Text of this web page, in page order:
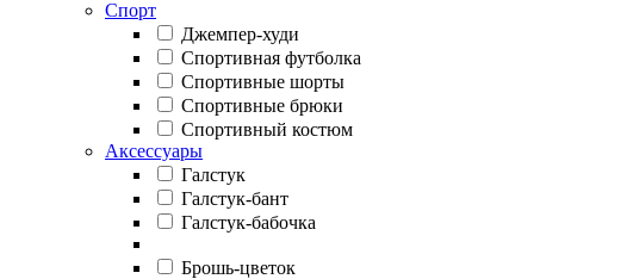
Спорт
Джемпер-худи
Спортивная футболка
Спортивные шорты
Спортивные брюки
Спортивный костюм
Аксессуары
Галстук
Галстук-бант
Галстук-бабочка
Брошь-цветок